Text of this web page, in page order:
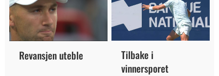
Revansjen uteble
Tilbake i
vinnersporet